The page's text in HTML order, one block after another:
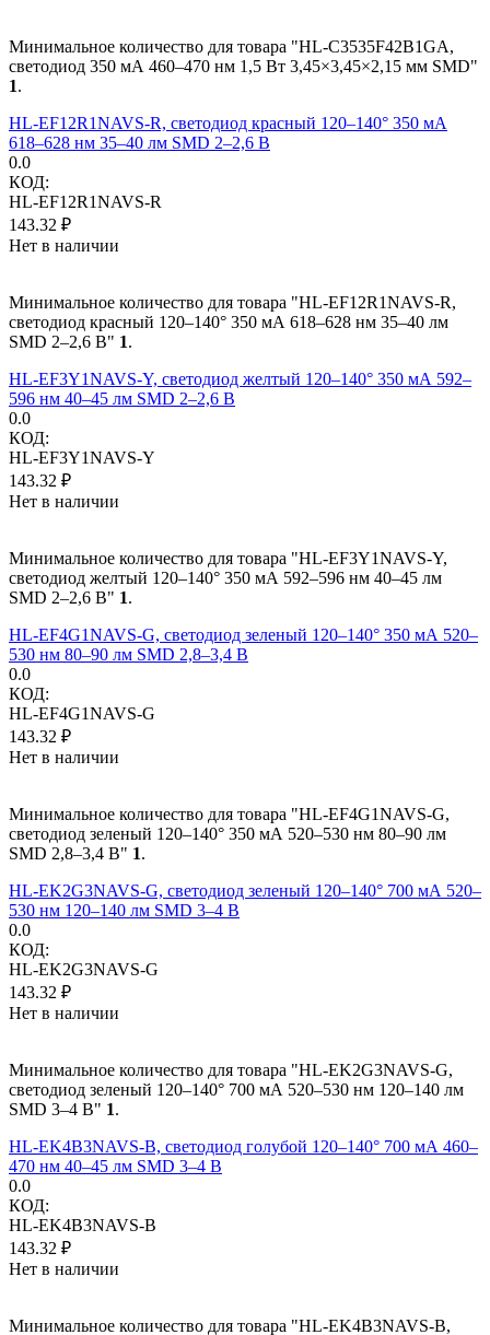
Минимальное количество для товара "HL-C3535F42B1GA,
светодиод 350 мА 460–470 нм 1,5 Вт 3,45×3,45×2,15 мм SMD"
1.
HL-EF12R1NAVS-R, светодиод красный 120–140° 350 мА
618–628 нм 35–40 лм SMD 2–2,6 В
0.0
КОД:
HL-EF12R1NAVS-R
143.32 ₽
Нет в наличии
Минимальное количество для товара "HL-EF12R1NAVS-R,
светодиод красный 120–140° 350 мА 618–628 нм 35–40 лм
SMD 2–2,6 В" 1.
HL-EF3Y1NAVS-Y, светодиод желтый 120–140° 350 мА 592–
596 нм 40–45 лм SMD 2–2,6 В
0.0
КОД:
HL-EF3Y1NAVS-Y
143.32 ₽
Нет в наличии
Минимальное количество для товара "HL-EF3Y1NAVS-Y,
светодиод желтый 120–140° 350 мА 592–596 нм 40–45 лм
SMD 2–2,6 В" 1.
HL-EF4G1NAVS-G, светодиод зеленый 120–140° 350 мА 520–
530 нм 80–90 лм SMD 2,8–3,4 В
0.0
КОД:
HL-EF4G1NAVS-G
143.32 ₽
Нет в наличии
Минимальное количество для товара "HL-EF4G1NAVS-G,
светодиод зеленый 120–140° 350 мА 520–530 нм 80–90 лм
SMD 2,8–3,4 В" 1.
HL-EK2G3NAVS-G, светодиод зеленый 120–140° 700 мА 520–
530 нм 120–140 лм SMD 3–4 В
0.0
КОД:
HL-EK2G3NAVS-G
143.32 ₽
Нет в наличии
Минимальное количество для товара "HL-EK2G3NAVS-G,
светодиод зеленый 120–140° 700 мА 520–530 нм 120–140 лм
SMD 3–4 В" 1.
HL-EK4B3NAVS-B, светодиод голубой 120–140° 700 мА 460–
470 нм 40–45 лм SMD 3–4 В
0.0
КОД:
HL-EK4B3NAVS-B
143.32 ₽
Нет в наличии
Минимальное количество для товара "HL-EK4B3NAVS-B,